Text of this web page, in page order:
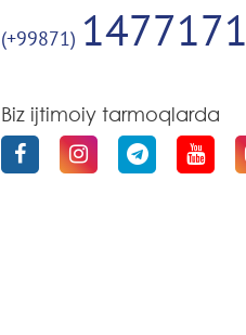
(+99871) 1477171
Biz ijtimoiy tarmoqlarda